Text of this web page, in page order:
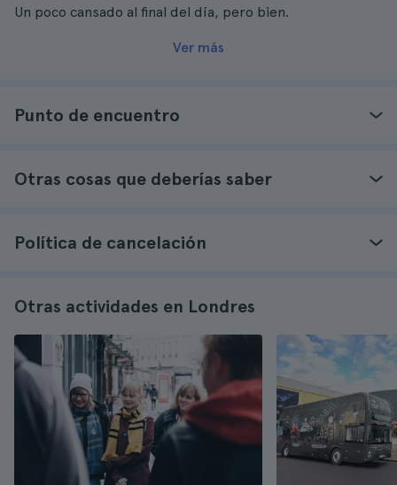
Un poco cansado al final del día, pero bien.
Ver más
Punto de encuentro
Otras cosas que deberías saber
Política de cancelación
Otras actividades en Londres